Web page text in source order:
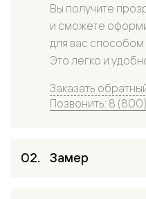
Вы получите
и сможете
для вас
Это легко и
Заказать
Позвонить: 8
Замер